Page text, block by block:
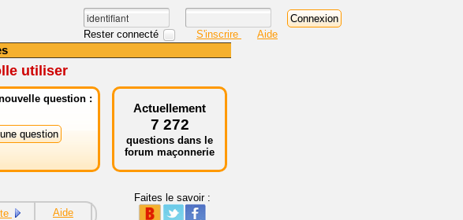
Rester connecté S'inscrire Aide
utiliser
question :
Actuellement
7 272
questions dans le
forum maçonnerie
Aide
Faites le savoir :